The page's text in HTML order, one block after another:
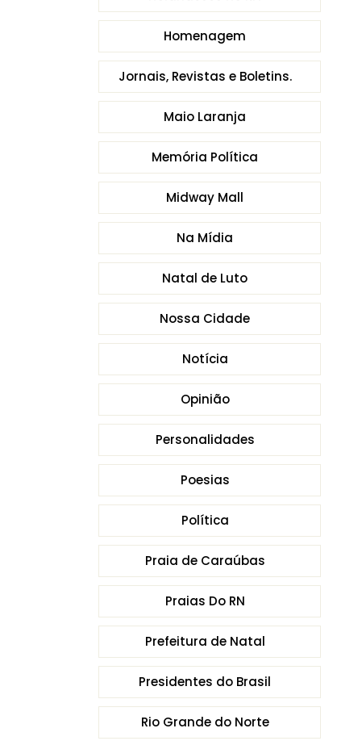
Homenagem
Jornais, Revistas e Boletins.
Maio Laranja
Memória Política
Midway Mall
Na Mídia
Natal de Luto
Nossa Cidade
Notícia
Opinião
Personalidades
Poesias
Política
Praia de Caraúbas
Praias Do RN
Prefeitura de Natal
Presidentes do Brasil
Rio Grande do Norte